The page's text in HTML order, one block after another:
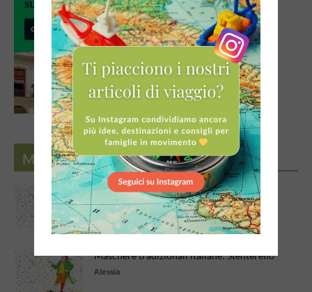
MASCHERE TRADIZIONALI ITALIANE
Maschere tradizionali italiane: Colombina
Alessia
Maschere tradizionali italiane: Stenterello
Alessia